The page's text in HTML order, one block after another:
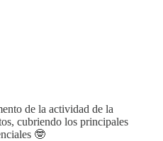
de la actividad de la
cubriendo los principales
🤓